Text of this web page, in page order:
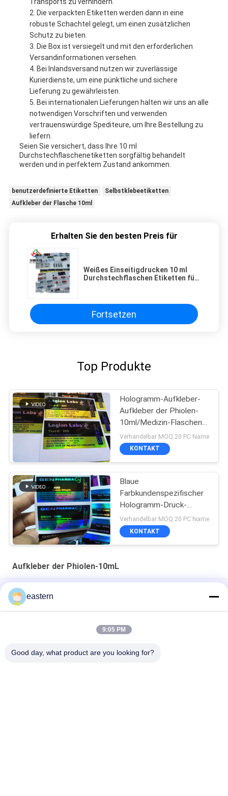
Transports zu verhindern.
Die verpackten Etiketten werden dann in eine
robuste Schachtel gelegt, um einen zusätzlichen
Schutz zu bieten.
Die Box ist versiegelt und mit den erforderlichen
Versandinformationen versehen.
Bei Inlandsversand nutzen wir zuverlässige
Kurierdienste, um eine pünktliche und sichere
Lieferung zu gewährleisten.
Bei internationalen Lieferungen halten wir uns an alle
notwendigen Vorschriften und verwenden
vertrauenswürdige Spediteure, um Ihre Bestellung zu
liefern.
Seien Sie versichert, dass Ihre 10 ml
Durchstechflaschenetiketten sorgfältig behandelt
werden und in perfektem Zustand ankommen.
benutzerdefinierte Etiketten
Selbstklebeetiketten
Aufkleber der Flasche 10ml
Erhalten Sie den besten Preis für
Weißes Einseitigdrucken 10 ml
Durchstechflaschen Etiketten für
Fortsetzen
Top Produkte
Hologramm-Aufkleber-
Aufkleber der Phiolen-
10ml/Medizin-Flaschen-
Aufkleber-Laserdruck
Verhandelbar MOQ:20 PC Name
KONTAKT
Blaue
Farbkundenspezifischer
Hologramm-Druck-
Verordnungs-Flaschen-
Aufkleber für Phiole
10Ml
Verhandelbar MOQ:20 PC Name
KONTAKT
Aufkleber der Phiolen-10mL
Tirzepatid 20 mg 2 ml Peptidflasche Flasche Aufkleber
GHRP6 5MG 2 MLBottle Etikettenaufkleber Druck für
Peptidpulveretiketten
eastern
9:05 PM
Good day, what product are you looking for?